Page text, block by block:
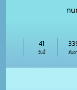
วันนี้
41
สัปด